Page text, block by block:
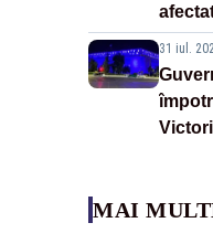
31 iul.
MAI